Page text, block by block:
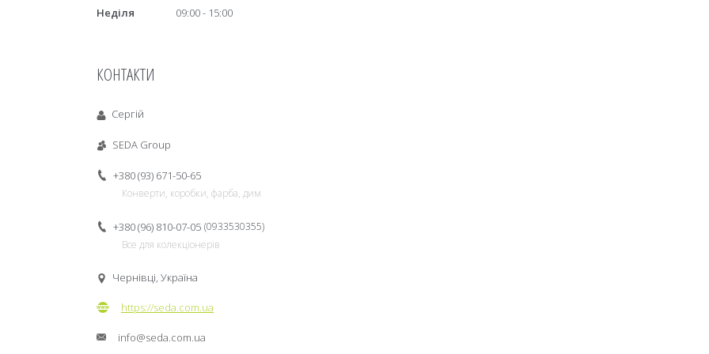
Неділя 09:00 15:00
КОНТАКТИ
Сергій
SEDA Group
+380 (93) 671-50-65
Конверти, коробки, фарба, дим
+380 (96) 810-07-05 0933530355
Все для колекціонерів
Чернівці, Україна
https://seda.com.ua
info@seda.com.ua